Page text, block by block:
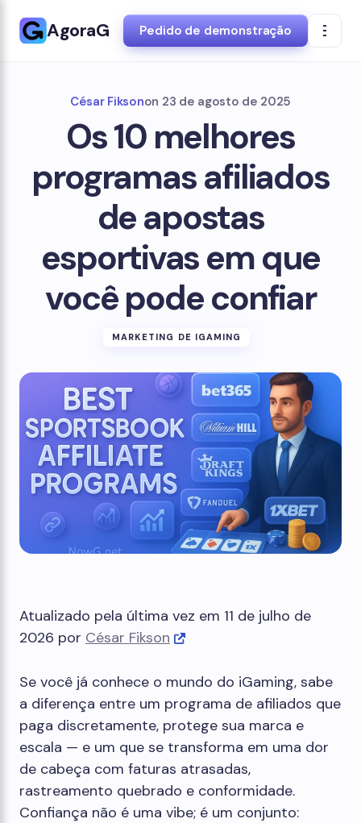
AgoraG Pedido de demonstração
César Fiksonon 23 de agosto de 2025
Os 10 melhores
programas afiliados
de apostas
esportivas em que
você pode confiar
MARKETING DE IGAMING
Atualizado pela última vez em 11 de julho de
2026 por César Fikson
Se você já conhece o mundo do iGaming, sabe
a diferença entre um programa de afiliados que
paga discretamente, protege sua marca e
escala — e um que se transforma em uma dor
de cabeça com faturas atrasadas,
rastreamento quebrado e conformidade.
Confiança não é uma vibe; é um conjunto: